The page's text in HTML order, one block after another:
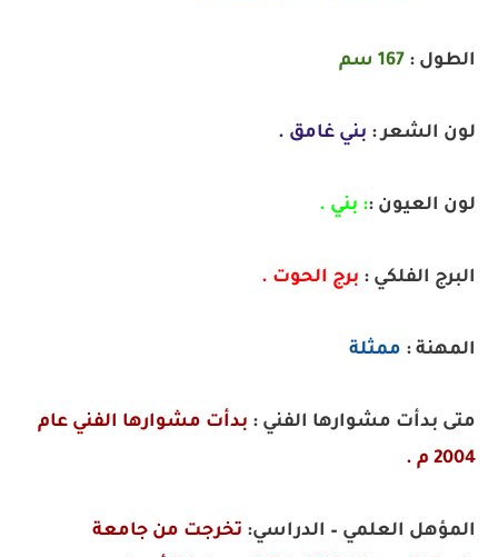
الطول : 167 سم
لون الشعر : بني غامق .
لون العيون :: بني .
البرج الفلكي : برج الحوت .
المهنة : ممثلة
متى بدأت مشوارها الفني : بدأت مشوارها الفني عام
2004 م .
المؤهل العلمي – الدراسي: تخرجت من جامعة